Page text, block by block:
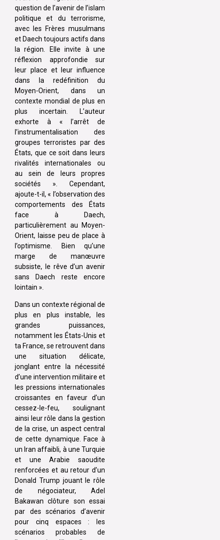
question de l’avenir de l’islam
politique et du terrorisme,
avec les Frères musulmans
et Daech toujours actifs dans
la région. Elle invite à une
réflexion approfondie sur
leur place et leur influence
dans la redéfinition du
Moyen-Orient, dans un
contexte mondial de plus en
plus incertain. L’auteur
exhorte à « l’arrêt de
l’instrumentalisation des
groupes terroristes par des
États, que ce soit dans leurs
rivalités internationales ou
au sein de leurs propres
sociétés ». Cependant,
ajoute-t-il, « l’observation des
comportements des États
face à Daech,
particulièrement au Moyen-
Orient, laisse peu de place à
l’optimisme. Bien qu’une
marge de manœuvre
subsiste, le rêve d’un avenir
sans Daech reste encore
lointain ».
Dans un contexte régional de
plus en plus instable, les
grandes puissances,
notamment les États-Unis et
ta France, se retrouvent dans
une situation délicate,
jonglant entre la nécessité
d’une intervention militaire et
les pressions internationales
croissantes en faveur d’un
cessez-le-feu, soulignant
ainsi leur rôle dans la gestion
de la crise, un aspect central
de cette dynamique. Face à
un Iran affaibli, à une Turquie
et une Arabie saoudite
renforcées et au retour d’un
Donald Trump jouant le rôle
de négociateur, Adel
Bakawan clôture son essai
par des scénarios d’avenir
pour cinq espaces : les
scénarios probables de